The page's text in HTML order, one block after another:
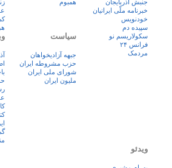
جنبش آذربایجان
خبرنامه ملّی ایرانیان
خودنویس
سپیده دم
سکولاریسم نو
فرانس ۲۴
مردمک
همبوم
سیاست
جبهه آزادیخواهان
حزب مشروطه ایران
شورای ملی ایران
ملیون ایران
ویدئو